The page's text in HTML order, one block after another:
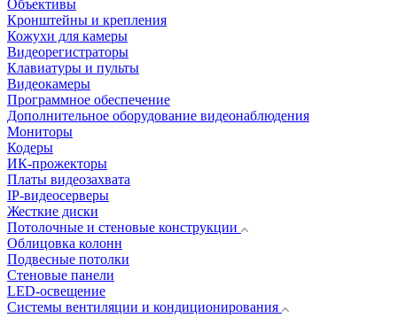
Объективы
Кронштейны и крепления
Кожухи для камеры
Видеорегистраторы
Клавиатуры и пульты
Видеокамеры
Программное обеспечение
Дополнительное оборудование видеонаблюдения
Мониторы
Кодеры
ИК-прожекторы
Платы видеозахвата
IP-видеосерверы
Жесткие диски
Потолочные и стеновые конструкции
Облицовка колонн
Подвесные потолки
Стеновые панели
LED-освещение
Системы вентиляции и кондиционирования